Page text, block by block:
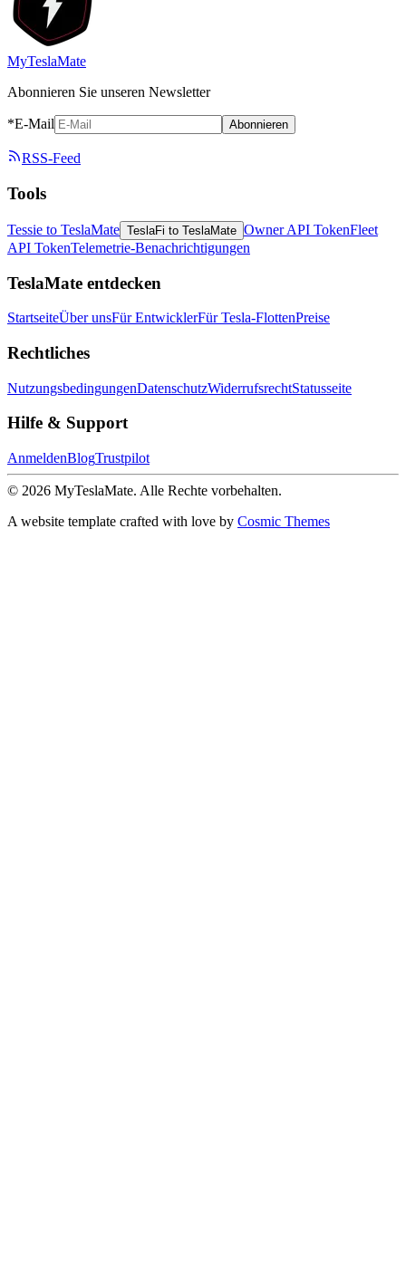
MyTeslaMate
Abonnieren Sie unseren Newsletter
*E-Mail Abonnieren
RSS-Feed
Tools
Tessie to TeslaMate TeslaFi to TeslaMate Owner API TokenFleet
API TokenTelemetrie-Benachrichtigungen
TeslaMate entdecken
StartseiteÜber unsFür EntwicklerFür Tesla-FlottenPreise
Rechtliches
NutzungsbedingungenDatenschutzWiderrufsrechtStatusseite
Hilfe & Support
AnmeldenBlogTrustpilot
© 2026 MyTeslaMate. Alle Rechte vorbehalten.
A website template crafted with love by Cosmic Themes